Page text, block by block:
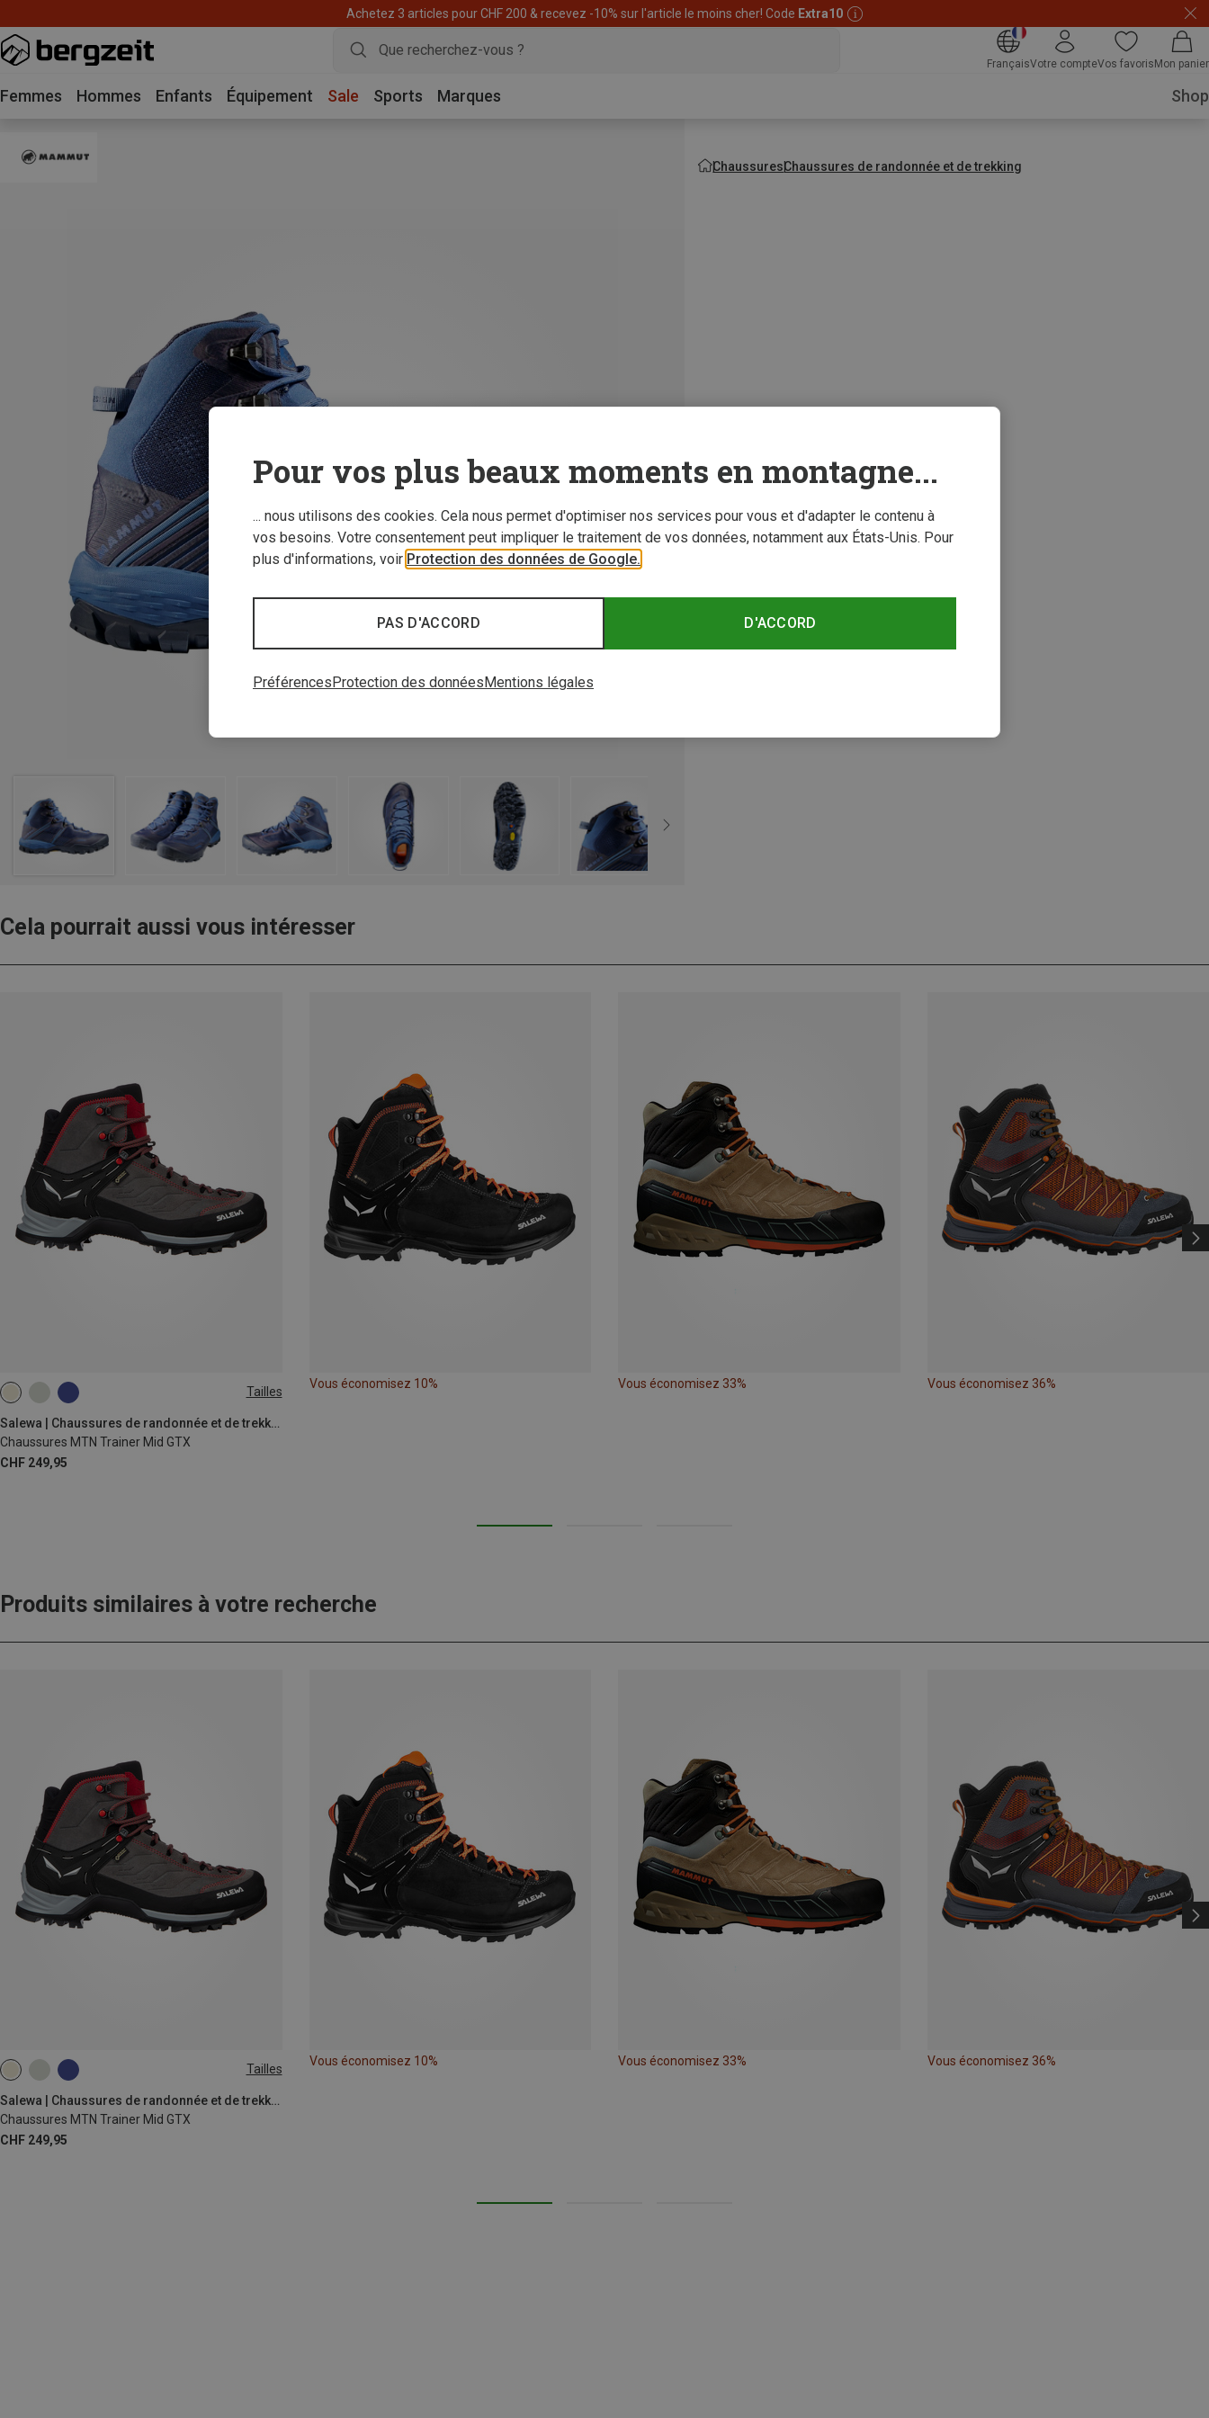
Achetez 3 articles pour CHF 200 & recevez -10% sur l'article le moins cher! Code Extra10
FrançaisVotre compteVos favoris Mon panier
Femmes Hommes Enfants Équipement Sale Sports Marques Shop
ChaussuresChaussures de randonnée et de trekking
Cela pourrait aussi vous intéresser
Tailles
Salewa | Chaussures de randonnée et de trekking
Chaussures MTN Trainer Mid GTX
CHF 249,95
Vous économisez 10% Vous économisez 33% Vous économisez 36%
Produits similaires à votre recherche
Tailles
Salewa | Chaussures de randonnée et de trekking
Chaussures MTN Trainer Mid GTX
CHF 249,95
Vous économisez 10% Vous économisez 33% Vous économisez 36%
Pour vos plus beaux moments en montagne...
... nous utilisons des cookies. Cela nous permet d'optimiser nos services pour vous et d'adapter le contenu à
vos besoins. Votre consentement peut impliquer le traitement de vos données, notamment aux États-Unis. Pour
plus d'informations, voir Protection des données de Google.
D'ACCORD
PAS D'ACCORD
PréférencesProtection des donnéesMentions légales